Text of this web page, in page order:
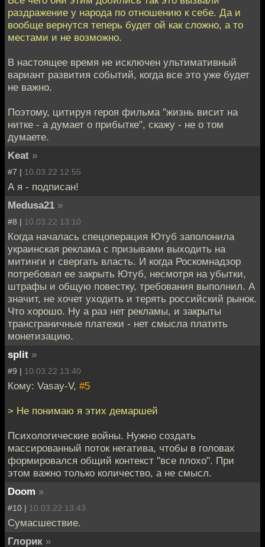
раздражение у народа по отношению к себе. Да и
вообще вернутся теперь будет ой как сложно, а то
местами и не возможно.
В настоящее время не исключен ультимативный
вариант развития событий, когда все это уже будет
не важно.
Поэтому, цитируя героя фильма "жизнь висит на
нитке - а думает о прибытке", скажу - не о том
думаете.
Keat »
#7 | 10.03.22 12:55
А я - подписан!
Medusa21 »
#8 | 10.03.22 13:10
Когда началась спецоперация Ютуб заполонила
украинская реклама с призывами выходить на
митинги и свергать власть. И когда Роскомнадзор
потребовал ее закрыть Ютуб, несмотря на убытки,
штрафы и общую повестку, требования выполнил. А
значит, не хочет уходить и терять российский рынок.
Что хорошо. Ну а раз нет рекламы, и закрыты
трансграничные платежи - нет смысла платить
монетизацию.
split »
#9 | 10.03.22 13:40
Кому: Vasay-V, #5
> Не понимаю я этих демаршей
Психологические войны. Нужно создать
массированный поток негатива, чтобы в головах
формировался общий контекст "все плохо". При
этом важно только количество, а не смысл.
Doom »
#10 | 10.03.22 13:43
Сумасшествие.
Глорик »